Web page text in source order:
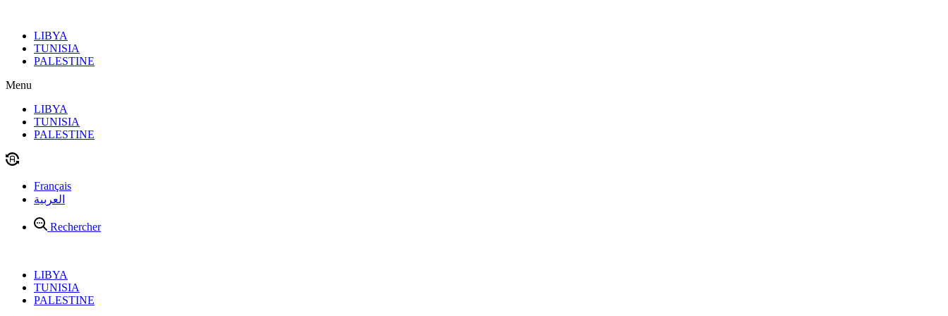
contenuLIBYA
TUNISIA
PALESTINE
Menu
LIBYA
TUNISIA
PALESTINE
Français
العربية
Rechercher
LIBYA
TUNISIA
PALESTINE